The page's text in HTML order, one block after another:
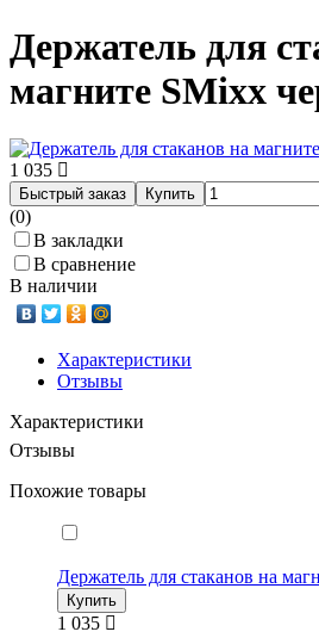
Держатель для
магните SMixx
1 035
Быстрый заказ Купить
(0)
В закладки
В сравнение
В наличии
Характеристики
Отзывы
Характеристики
Отзывы
Похожие товары
Держатель для стаканов на
Купить
1 035